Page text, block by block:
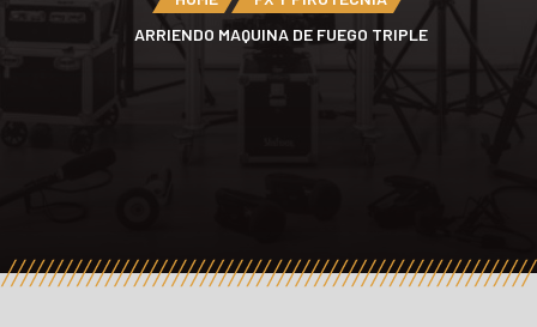
ARRIENDO MAQUINA DE FUEGO TRIPLE